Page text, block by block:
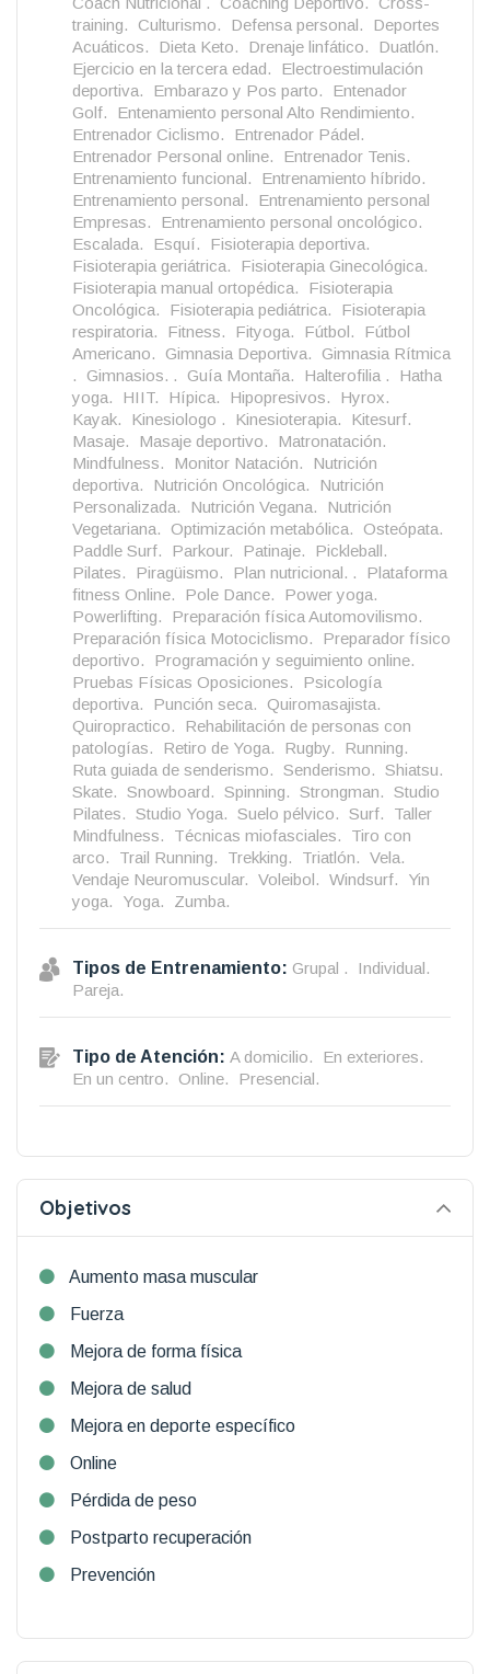
training.
Culturismo. Defensa personal.
Deportes
Acuáticos.
Dieta Keto. Drenaje linfático.
Duatlón.
Ejercicio en la tercera edad.
Electroestimulación
deportiva.
Embarazo y Pos parto.
Entenador
Golf.
Entenamiento personal Alto Rendimiento.
Entrenador Ciclismo.
Entrenador Pádel.
Entrenador Personal online.
Entrenador Tenis.
Entrenamiento funcional.
Entrenamiento híbrido.
Entrenamiento personal.
Entrenamiento personal
Empresas.
Entrenamiento personal oncológico.
Escalada.
Esquí.
Fisioterapia deportiva.
Fisioterapia geriátrica.
Fisioterapia Ginecológica.
Fisioterapia manual ortopédica.
Fisioterapia
Oncológica.
Fisioterapia pediátrica.
Fisioterapia
respiratoria.
Fitness. Fityoga. Fútbol.
Fútbol
Americano.
Gimnasia Deportiva.
Gimnasia Rítmica
.
Gimnasios. . Guía Montaña. Halterofilia .
Hatha
yoga.
HIIT. Hípica. Hipopresivos.
Hyrox.
Kayak.
Kinesiologo . Kinesioterapia.
Kitesurf.
Masaje.
Masaje deportivo.
Matronatación.
Mindfulness.
Monitor Natación.
Nutrición
deportiva.
Nutrición Oncológica.
Nutrición
Personalizada.
Nutrición Vegana.
Nutrición
Vegetariana.
Optimización metabólica.
Osteópata.
Paddle Surf.
Parkour. Patinaje.
Pickleball.
Pilates.
Piragüismo. Plan nutricional. .
Plataforma
fitness Online.
Pole Dance.
Power yoga.
Powerlifting.
Preparación física Automovilismo.
Preparación física Motociclismo.
Preparador físico
deportivo.
Programación y seguimiento online.
Pruebas Físicas Oposiciones.
Psicología
deportiva.
Punción seca.
Quiromasajista.
Quiropractico.
Rehabilitación de personas con
patologías.
Retiro de Yoga. Rugby.
Running.
Ruta guiada de senderismo. Senderismo. Shiatsu.
Skate. Snowboard. Spinning. Strongman. Studio
Pilates. Studio Yoga. Suelo pélvico. Surf.
Taller
Mindfulness.
Técnicas miofasciales.
Tiro con
arco.
Trail Running. Trekking. Triatlón. Vela.
Vendaje Neuromuscular. Voleibol. Windsurf.
Yin
yoga.
Yoga. Zumba.
Tipos de Entrenamiento: Grupal .
Individual.
Pareja.
Tipo de Atención: A domicilio.
En exteriores.
En un centro.
Online. Presencial.
Objetivos
Aumento masa muscular
Fuerza
Mejora de forma física
Mejora de salud
Mejora en deporte específico
Online
Pérdida de peso
Postparto recuperación
Prevención